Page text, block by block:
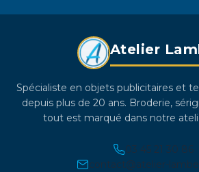
Atelier
Spécialiste en objets publicitaires et
depuis plus de 20 ans. Broderie,
tout est marqué dans notre
03 45 21 30 86
contact@atelier-